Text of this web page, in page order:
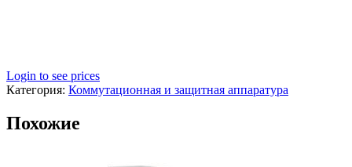
Login to see prices
Категория: Коммутационная и защитная аппаратура
Похожие